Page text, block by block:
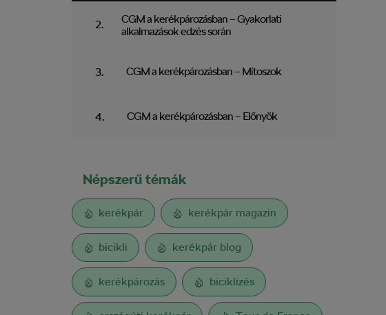
CGM a kerékpározásban – Gyakorlati
alkalmazások edzés során
CGM a kerékpározásban – Mítoszok
CGM a kerékpározásban – Előnyök
Népszerű témák
kerékpár kerékpár magazin
bicikli kerékpár blog
kerékpározás biciklizés